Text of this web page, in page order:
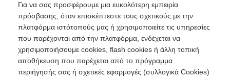
Για να σας προσφέρουμε μια ευκολότερη εμπειρία
πρόσβασης, όταν επισκέπτεστε τους σχετικούς με την
πλατφόρμα ιστότοπούς μας ή χρησιμοποιείτε τις υπηρεσίες
που παρέχονται από την πλατφόρμα, ενδέχεται να
χρησιμοποιήσουμε cookies, flash cookies ή άλλη τοπική
αποθήκευση που παρέχεται από το πρόγραμμα
περιήγησής σας ή σχετικές εφαρμογές (συλλογικά Cookies)